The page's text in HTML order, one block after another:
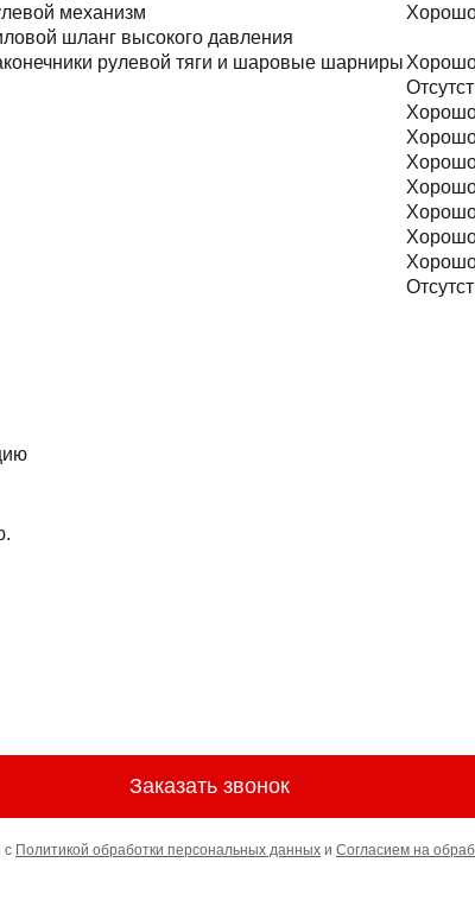
механизм
шланг высокого давления
рулевой тяги и шаровые шарниры
Заказать звонок
с Политикой обработки персональных данных и Согласием на